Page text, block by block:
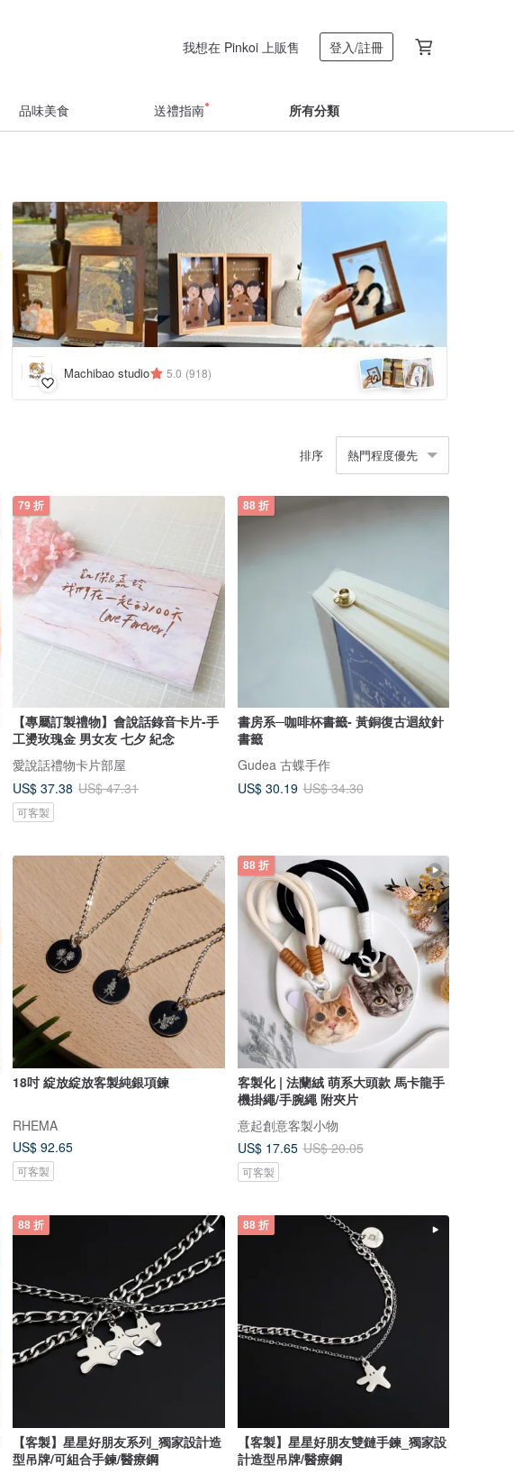
我想在 Pinkoi 上販售 登入/註冊
品味美食 送禮指南 所有分類
Machibao studio 5.0 (918)
排序 熱門程度優先
79 折
【專屬訂製禮物】會說話錄音卡片-手
工燙玫瑰金 男女友 七夕 紀念
愛說話禮物卡片部屋
US$ 37.38 US$ 47.31
可客製
88 折
書房系─咖啡杯書籤- 黃銅復古迴紋針
書籤
Gudea 古蝶手作
US$ 30.19 US$ 34.30
18吋 綻放綻放客製純銀項鍊
RHEMA
US$ 92.65
可客製
88 折
客製化 | 法蘭絨 萌系大頭款 馬卡龍手
機掛繩/手腕繩 附夾片
意起創意客製小物
US$ 17.65 US$ 20.05
可客製
88 折
【客製】星星好朋友系列_獨家設計造
型吊牌/可組合手鍊/醫療鋼
88 折
【客製】星星好朋友雙鏈手鍊_獨家設
計造型吊牌/醫療鋼